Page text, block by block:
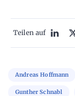
Teilen auf
Andreas Hoffmann
Gunther Schnabl